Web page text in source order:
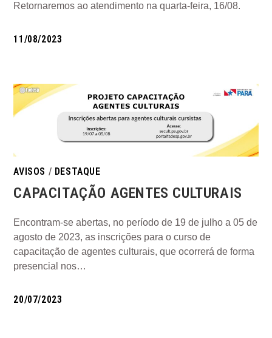
Retornaremos ao atendimento na quarta-feira, 16/08.
11/08/2023
AVISOS / DESTAQUE
CAPACITAÇÃO AGENTES CULTURAIS
Encontram-se abertas, no período de 19 de julho a 05 de
agosto de 2023, as inscrições para o curso de
capacitação de agentes culturais, que ocorrerá de forma
presencial nos…
20/07/2023